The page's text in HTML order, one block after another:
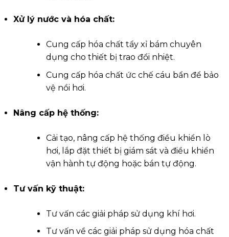
Xử lý nước và hóa chất:
Cung cấp hóa chất tẩy xỉ bám chuyên
dụng cho thiết bị trao đổi nhiệt.
Cung cấp hóa chất ức chế cáu bẩn để bảo
vệ nồi hơi.
Nâng cấp hệ thống:
Cải tạo, nâng cấp hệ thống điều khiển lò
hơi, lắp đặt thiết bị giám sát và điều khiển
vận hành tự động hoặc bán tự động.
Tư vấn kỹ thuật:
Tư vấn các giải pháp sử dụng khí hơi.
Tư vấn về các giải pháp sử dụng hóa chất